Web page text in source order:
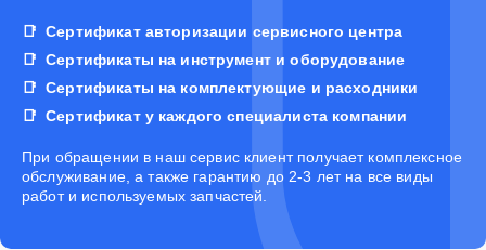
Сертификат авторизации сервисного центра
Сертификаты на инструмент и оборудование
Сертификаты на комплектующие и расходники
Сертификат у каждого специалиста компании
При обращении в наш сервис клиент получает комплексное
обслуживание, а также гарантию до 2-3 лет на все виды
работ и используемых запчастей.